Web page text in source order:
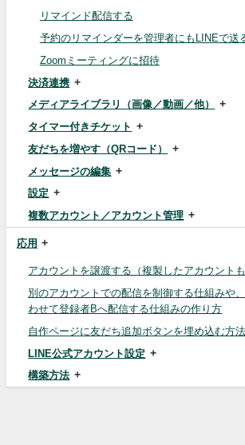
リマインド配信する
予約のリマインダーを管理者にもLINEで送
Zoomミーティングに招待
決済連携
メディアライブラリ（画像／動画／他）
タイマー付きチケット
友だちを増やす（QRコード）
メッセージの編集
設定
複数アカウント／アカウント管理
応用
アカウントを譲渡する（複製したアカウント
別のアカウントでの配信を制御する仕組みや
わせて登録者Bへ配信する仕組みの作り方
自作ページに友だち追加ボタンを埋め込む方法
LINE公式アカウント設定
構築方法